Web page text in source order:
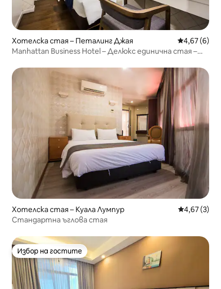
Хотелска стая – Петалинг Джая Средна
4,67 (6)
Manhattan Business Hotel – Делюкс единична стая –
Хотелска стая – Куала Лумпур Средна
4,67 (3)
Стандартна ъглова стая
Избор на гостите
Избор на гостите